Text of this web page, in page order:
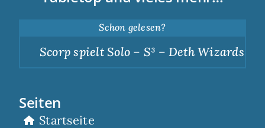
Schon gelesen?
Scorp spielt Solo – S³ – Deth Wizards –
Seiten
Startseite